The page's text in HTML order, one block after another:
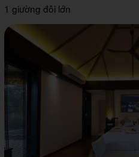
1 giường đôi lớn